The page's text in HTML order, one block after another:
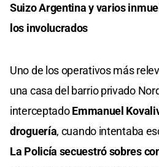
Suizo Argentina y varios
los involucrados
Uno de los operativos más
una casa del barrio privado
interceptadoEmmanuel
droguería, cuando intentaba
La Policía secuestró sobres